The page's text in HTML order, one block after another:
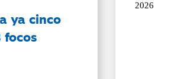
ya cinco
focos
2026